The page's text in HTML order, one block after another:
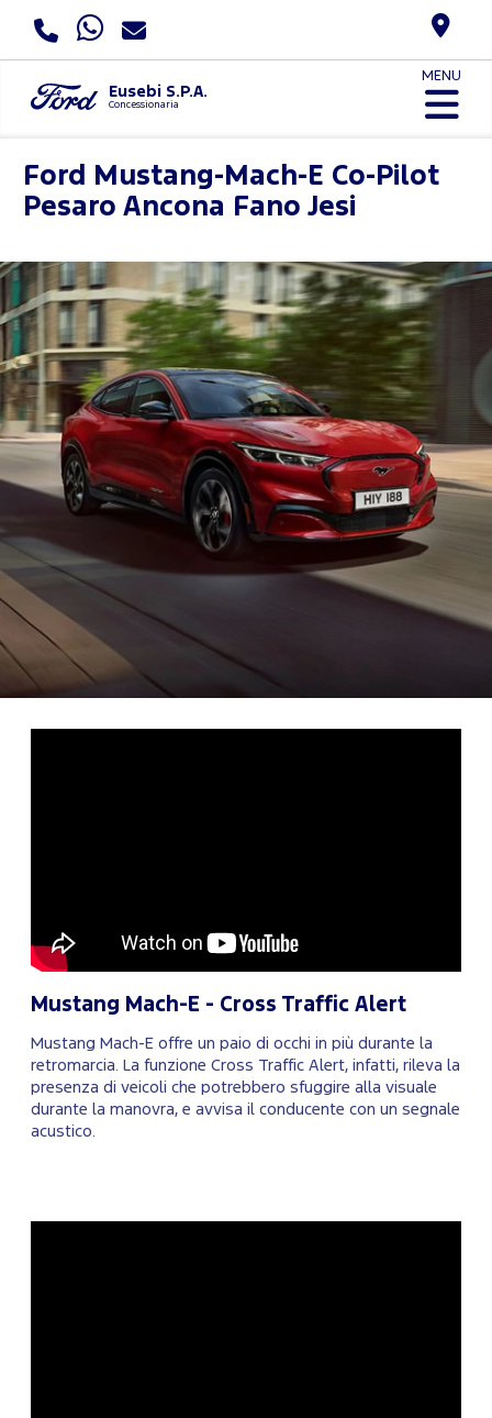
Eusebi S.P.A.
Concessionaria
MENU
Ford Mustang-Mach-E Co-Pilot
Pesaro Ancona Fano Jesi
Mustang Mach-E - Cross Traffic Alert
Mustang Mach-E offre un paio di occhi in più durante la
retromarcia. La funzione Cross Traffic Alert, infatti, rileva la
presenza di veicoli che potrebbero sfuggire alla visuale
durante la manovra, e avvisa il conducente con un segnale
acustico.